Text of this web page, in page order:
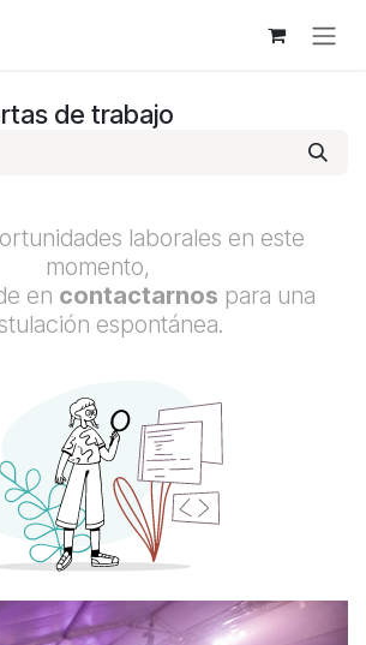
de trabajo
laborales en este
momento,
en contactarnos para una
espontánea.